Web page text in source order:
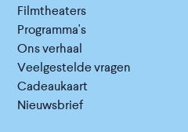
Filmtheaters
Programma's
Ons verhaal
Veelgestelde vragen
Cadeaukaart
Nieuwsbrief